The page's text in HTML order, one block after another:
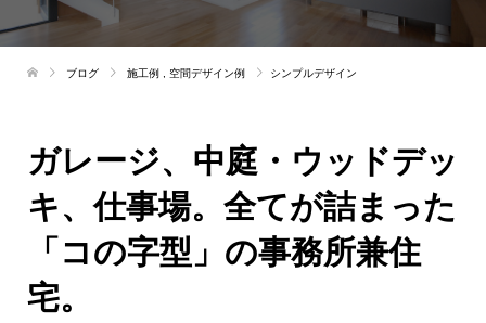
ブログ 施工例 空間デザイン例 シンプルデザイン
ガレージ、中庭・ウッドデッ
キ、仕事場。全てが詰まった
「コの字型」の事務所兼住
宅。